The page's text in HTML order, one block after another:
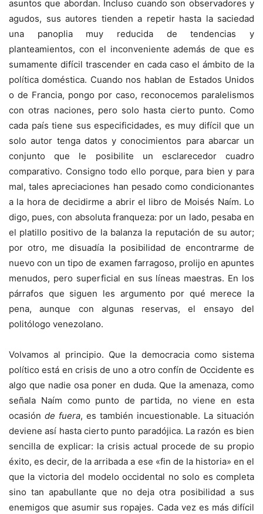
asuntos que abordan. Incluso cuando son observadores y
agudos, sus autores tienden a repetir hasta la saciedad
una panoplia muy reducida de tendencias y
planteamientos, con el inconveniente además de que es
sumamente difícil trascender en cada caso el ámbito de la
política doméstica. Cuando nos hablan de Estados Unidos
o de Francia, pongo por caso, reconocemos paralelismos
con otras naciones, pero solo hasta cierto punto. Como
cada país tiene sus especificidades, es muy difícil que un
solo autor tenga datos y conocimientos para abarcar un
conjunto que le posibilite un esclarecedor cuadro
comparativo. Consigno todo ello porque, para bien y para
mal, tales apreciaciones han pesado como condicionantes
a la hora de decidirme a abrir el libro de Moisés Naím. Lo
digo, pues, con absoluta franqueza: por un lado, pesaba en
el platillo positivo de la balanza la reputación de su autor;
por otro, me disuadía la posibilidad de encontrarme de
nuevo con un tipo de examen farragoso, prolijo en apuntes
menudos, pero superficial en sus líneas maestras. En los
párrafos que siguen les argumento por qué merece la
pena, aunque con algunas reservas, el ensayo del
politólogo venezolano.
Volvamos al principio. Que la democracia como sistema
político está en crisis de uno a otro confín de Occidente es
algo que nadie osa poner en duda. Que la amenaza, como
señala Naím como punto de partida, no viene en esta
ocasión de fuera, es también incuestionable. La situación
deviene así hasta cierto punto paradójica. La razón es bien
sencilla de explicar: la crisis actual procede de su propio
éxito, es decir, de la arribada a ese «fin de la historia» en el
que la victoria del modelo occidental no solo es completa
sino tan apabullante que no deja otra posibilidad a sus
enemigos que asumir sus ropajes. Cada vez es más difícil